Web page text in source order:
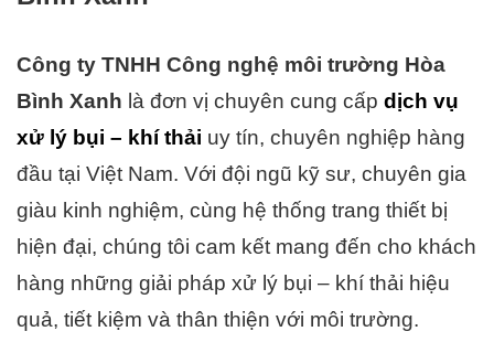
Công ty TNHH Công nghệ môi trường Hòa
Bình Xanh là đơn vị chuyên cung cấp dịch vụ
xử lý bụi – khí thải uy tín, chuyên nghiệp hàng
đầu tại Việt Nam. Với đội ngũ kỹ sư, chuyên gia
giàu kinh nghiệm, cùng hệ thống trang thiết bị
hiện đại, chúng tôi cam kết mang đến cho khách
hàng những giải pháp xử lý bụi – khí thải hiệu
quả, tiết kiệm và thân thiện với môi trường.